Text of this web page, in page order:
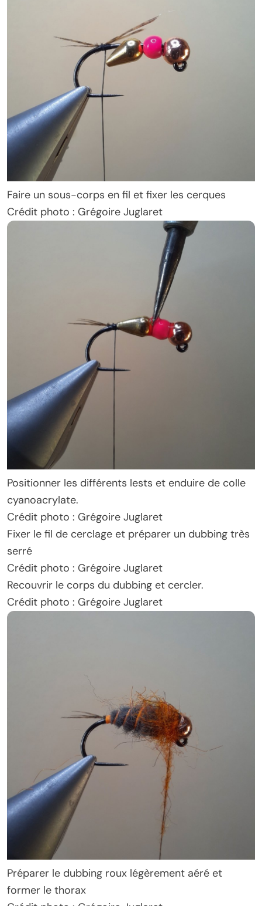
Faire un sous-corps en fil et fixer les cerques
Crédit photo : Grégoire Juglaret
Positionner les différents lests et enduire de colle
cyanoacrylate.
Crédit photo : Grégoire Juglaret
Fixer le fil de cerclage et préparer un dubbing très
serré
Crédit photo : Grégoire Juglaret
Recouvrir le corps du dubbing et cercler.
Crédit photo : Grégoire Juglaret
Préparer le dubbing roux légèrement aéré et
former le thorax